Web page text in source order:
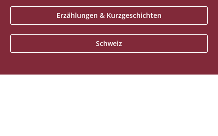
Erzählungen & Kurzgeschichten
Schweiz